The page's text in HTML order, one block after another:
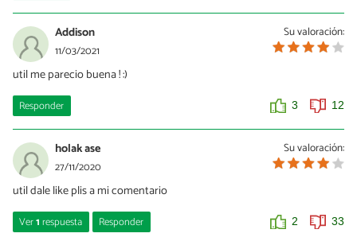
Su valoración:
Addison
11/03/2021
util me parecio buena ! :)
Responder 3 12
Su valoración:
holak ase
27/11/2020
util dale like plis a mi comentario
Ver1respuesta Responder 2 33